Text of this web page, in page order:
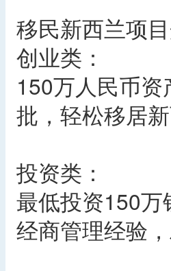
移民新西兰项
创业类：
150万人民币
批，轻松移居新
投资类：
最低投资150
经商管理经验，